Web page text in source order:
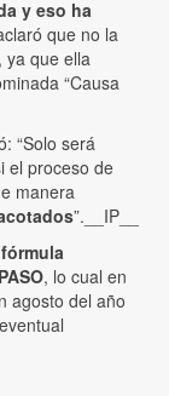
y eso ha
que no la
, ya que ella
“Causa
“Solo será
el proceso de
manera
”.__IP__
, lo cual en
agosto del año